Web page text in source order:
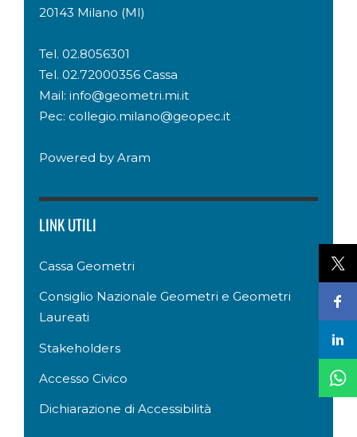
20143 Milano (MI)
Tel. 02.8056301
Tel. 02.72000356 Cassa
Mail: info@geometri.mi.it
Pec: collegio.milano@geopec.it
Powered byAram
LINK UTILI
Cassa Geometri
Consiglio Nazionale Geometri e Geometri
Laureati
Stakeholders
Accesso Civico
Dichiarazione di Accessibilità